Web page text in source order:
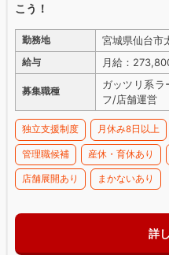
こう！
勤務地 宮城県仙台市
給与 月給：
募集職種
ガッツリ系ラ
フ/店舗運営
独立支援制度 月休み8日以上
管理職候補 産休・育休あり
店舗展開あり まかないあり
詳